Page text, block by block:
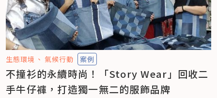
生態環境 氣候行動 案例
不撞衫的永續時尚！「Story Wear」回收二
手牛仔褲，打造獨一無二的服飾品牌